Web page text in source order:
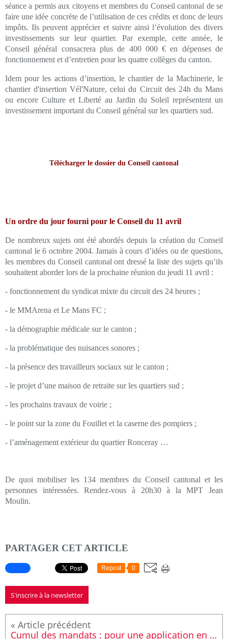
séance a permis aux citoyens et membres du Conseil cantonal de se
faire une idée concrète de l’utilisation de ces crédits et donc de leurs
impôts. Ils peuvent apprécier et suivre ainsi l’évolution des divers
investissements sur leur quartier. Par exemple, cette année, le
Conseil général consacrera plus de 400 000 € en dépenses de
fonctionnement et d’entretien pour les quatre collèges du canton.
Idem pour les actions d’insertion, le chantier de la Machinerie, le
chantier d'insertion Vél'Nature, celui du Circuit des 24h du Mans
ou encore Culture et Liberté au Jardin du Soleil représentent un
investissement important du Conseil général sur les quartiers sud.
Télécharger le dossier du Conseil cantonal
Un ordre du jour fourni pour le Conseil du 11 avril
De nombreux sujets ont été abordés depuis la création du Conseil
cantonal le 6 octobre 2004. Jamais à cours d’idées ou de questions,
les membres du Conseil cantonal ont dressé la liste des sujets qu’ils
souhaitent aborder lors de la prochaine réunion du jeudi 11 avril :
- fonctionnement du syndicat mixte du circuit des 24 heures ;
- le MMArena et Le Mans FC ;
- la démographie médicale sur le canton ;
- la problématique des nuisances sonores ;
- la présence des travailleurs sociaux sur le canton ;
- le projet d’une maison de retraite sur les quartiers sud ;
- les prochains travaux de voirie ;
- le point sur la zone du Fouillet et la caserne des pompiers ;
- l’aménagement extérieur du quartier Ronceray …
De quoi mobiliser les 134 membres du Conseil cantonal et les
personnes intéressées. Rendez-vous à 20h30 à la MPT Jean
Moulin.
PARTAGER CET ARTICLE
Repost 0
S'inscrire à la newsletter
Cumul des mandats : pour une application en 2014.